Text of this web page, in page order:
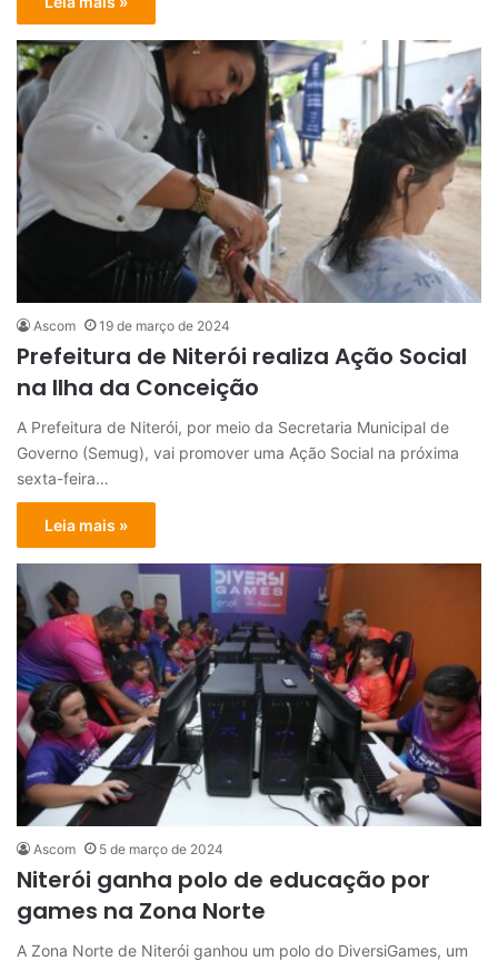
Ascom 19 de março de 2024
Prefeitura de Niterói realiza Ação Social
na Ilha da Conceição
A Prefeitura de Niterói, por meio da Secretaria Municipal de
Governo (Semug), vai promover uma Ação Social na próxima
sexta-feira…
Leia mais »
Ascom 5 de março de 2024
Niterói ganha polo de educação por
games na Zona Norte
A Zona Norte de Niterói ganhou um polo do DiversiGames, um